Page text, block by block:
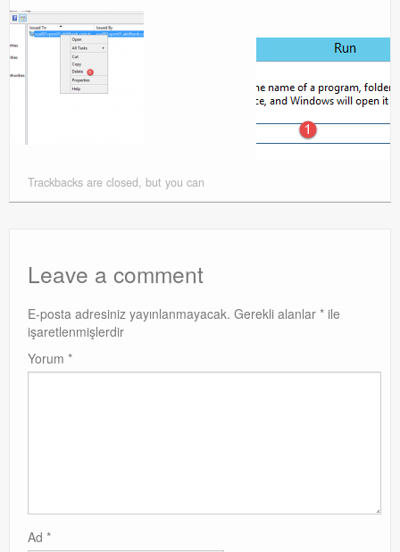
Watchguard
Watchguard
PHP & MySQL
Exchange
Trackbacks are closed, but you can
Leave a comment
E-posta adresiniz yayınlanmayacak. Gerekli alanlar * ile
işaretlenmişlerdir
Yorum *
Ad *